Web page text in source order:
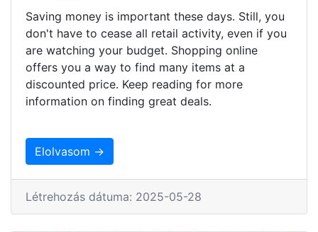
Saving money is important these days. Still, you
don't have to cease all retail activity, even if you
are watching your budget. Shopping online
offers you a way to find many items at a
discounted price. Keep reading for more
information on finding great deals.
Elolvasom →
Létrehozás dátuma: 2025-05-28